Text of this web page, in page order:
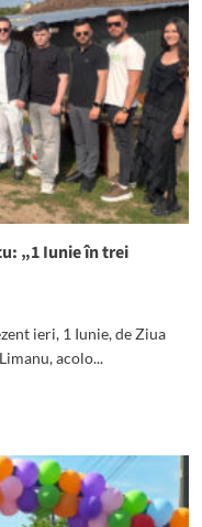
„1 Iunie în trei
ieri, 1 Iunie, de Ziua
acolo...